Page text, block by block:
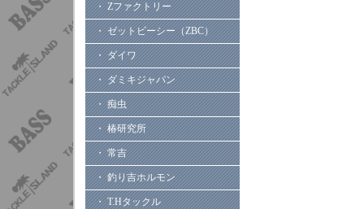
・ Zファクトリー
・ ゼットビーシー（ZBC）
・ ダイワ
・ ダミキジャパン
・ 痴虫
・ 椿研究所
・ 常吉
・ 釣り吉ホルモン
・ T.Hタックル